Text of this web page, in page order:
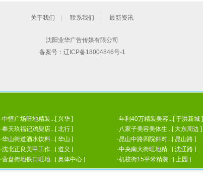
关于我们 联系我们 最新资讯
沈阳业华广告传媒有限公司
备案号： 辽ICP备18004846号-1
·中恒广场旺地精装...[ 兴华 ] ·年利40万精装美容...[ 于洪新城 ]
·奉天玖福记鸡架店...[ 北行 ] ·八家子美容美体生...[ 大东周边 ]
·华山街道酒水饮料...[ 华山 ] ·昆山中路四院斜对...[ 昆山路 ]
·沈北正良美甲工作...[ 道义 ] ·中央南大街旺地精...[ 沈辽路 ]
·营盘街地铁口旺地...[ 奥体中心 ] ·机校街15平米精装...[ 上园 ]